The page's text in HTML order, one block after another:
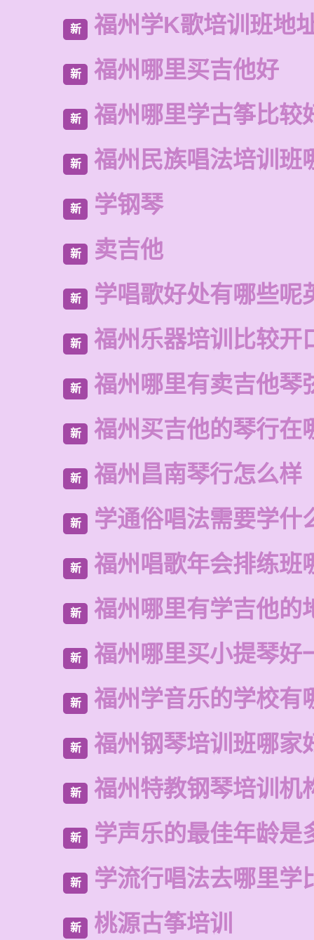
新 福州学K歌培训班地
新 福州哪里买吉他好
新 福州哪里学古筝比较
新 福州民族唱法培训班
新 学钢琴
新 卖吉他
新 学唱歌好处有哪些呢
新 福州乐器培训比较开
新 福州哪里有卖吉他琴
新 福州买吉他的琴行在
新 福州昌南琴行怎么样
新 学通俗唱法需要学什
新 福州唱歌年会排练班
新 福州哪里有学吉他的
新 福州哪里买小提琴好
新 福州学音乐的学校有
新 福州钢琴培训班哪家
新 福州特教钢琴培训机
新 学声乐的最佳年龄是
新 学流行唱法去哪里学
新 桃源古筝培训